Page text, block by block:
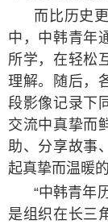
而比历史
中，中韩青年
所学，在轻松
理解。随后，
段影像记录下
交流中真挚而
助、分享故事
起真挚而温暖的
“中韩青年
是组织在长三